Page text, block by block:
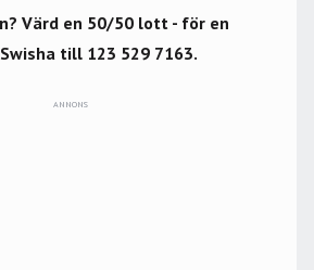
Värd en 50/50 lott - för en
till 123 529 7163.